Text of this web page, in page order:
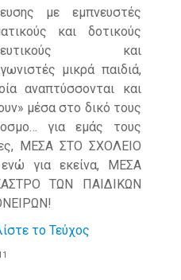
με εμπνευστές
και δοτικούς
και
μικρά παιδιά,
αναπτύσσονται και
μέσα στο δικό τους
για εμάς τους
ΜΕΣΑ ΣΤΟ ΣΧΟΛΕΙΟ
για εκείνα, ΜΕΣΑ
ΤΩΝ ΠΑΙΔΙΚΩΝ
το Τεύχος